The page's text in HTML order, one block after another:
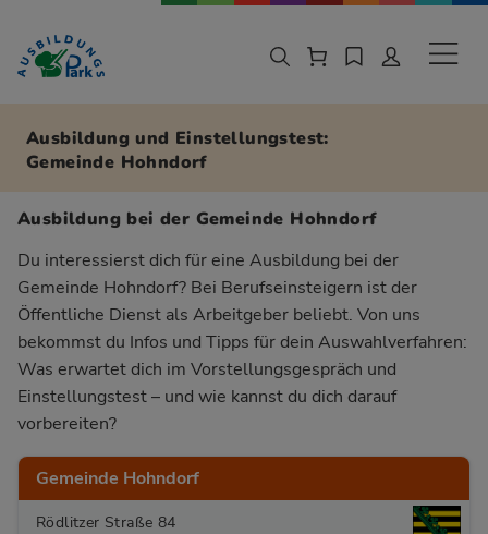
Zur Navigation springen
Zu den Hauptinhalten springen
Ausbildung und Einstellungstest:
Gemeinde Hohndorf
Ausbildung bei der Gemeinde Hohndorf
Du interessierst dich für eine Ausbildung bei der
Gemeinde Hohndorf? Bei Berufseinsteigern ist der
Öffentliche Dienst als Arbeitgeber beliebt. Von uns
bekommst du Infos und Tipps für dein Auswahlverfahren:
Was erwartet dich im Vorstellungsgespräch und
Einstellungstest – und wie kannst du dich darauf
vorbereiten?
Gemeinde Hohndorf
Rödlitzer Straße 84